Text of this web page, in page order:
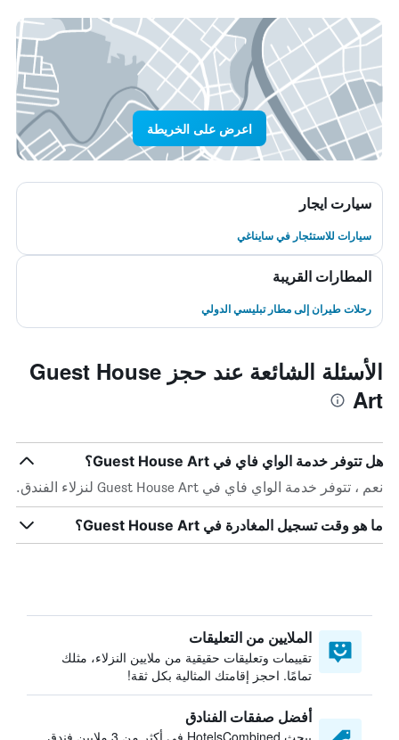
اعرض على الخريطة
سيارت ايجار
سيارات للاستئجار في سايناغي
المطارات القريبة
رحلات طيران إلى مطار تبليسي الدولي
الأسئلة الشائعة عند حجز Guest House
Art
هل تتوفر خدمة الواي فاي في Guest House Art؟
نعم ، تتوفر خدمة الواي فاي في Guest House Art لنزلاء الفندق.
ما هو وقت تسجيل المغادرة في Guest House Art؟
الملايين من التعليقات
تقييمات وتعليقات حقيقية من ملايين النزلاء، مثلك
تمامًا. احجز إقامتك المثالية بكل ثقة!
أفضل صفقات الفنادق
يبحث HotelsCombined في أكثر من 3 ملايين فندق